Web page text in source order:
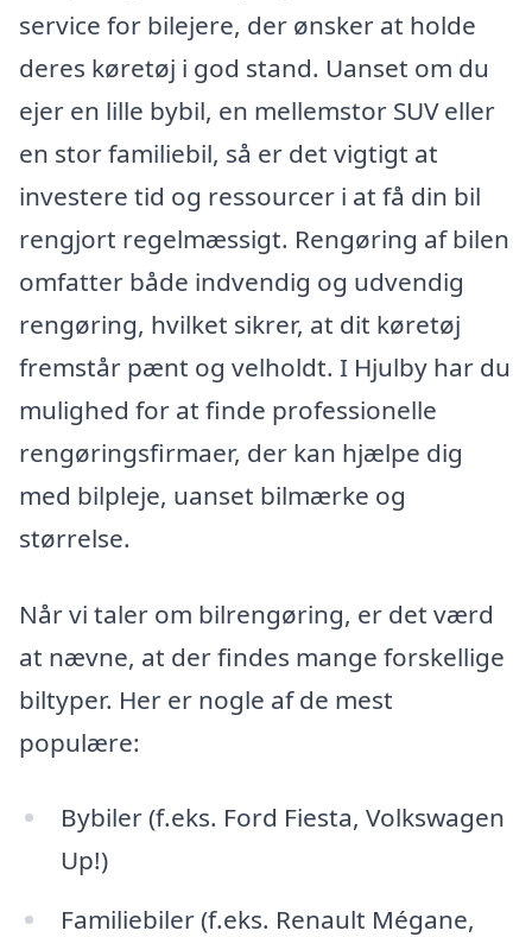
service for bilejere, der ønsker at holde
deres køretøj i god stand. Uanset om du
ejer en lille bybil, en mellemstor SUV eller
en stor familiebil, så er det vigtigt at
investere tid og ressourcer i at få din bil
rengjort regelmæssigt. Rengøring af bilen
omfatter både indvendig og udvendig
rengøring, hvilket sikrer, at dit køretøj
fremstår pænt og velholdt. I Hjulby har du
mulighed for at finde professionelle
rengøringsfirmaer, der kan hjælpe dig
med bilpleje, uanset bilmærke og
størrelse.
Når vi taler om bilrengøring, er det værd
at nævne, at der findes mange forskellige
biltyper. Her er nogle af de mest
populære:
Bybiler (f.eks. Ford Fiesta, Volkswagen
Up!)
Familiebiler (f.eks. Renault Mégane,